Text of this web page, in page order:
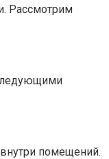
Рассмотрим
помещений.